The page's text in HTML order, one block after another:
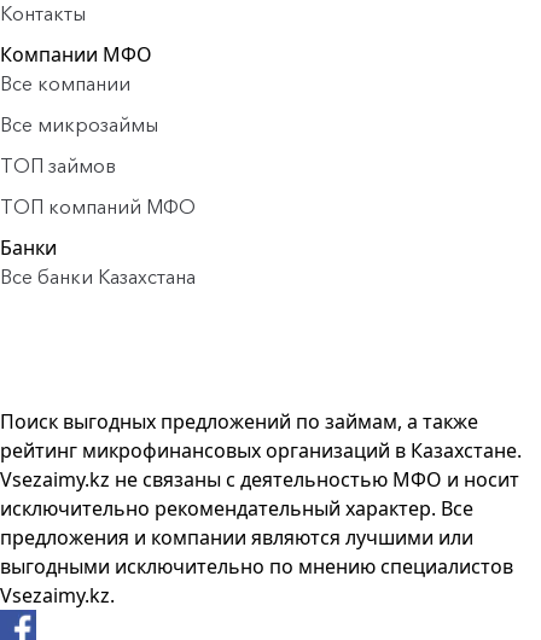
Контакты
Компании МФО
Все компании
Все микрозаймы
ТОП займов
ТОП компаний МФО
Банки
Все банки Казахстана
Поиск выгодных предложений по займам, а также
рейтинг микрофинансовых организаций в Казахстане.
Vsezaimy.kz не связаны с деятельностью МФО и носит
исключительно рекомендательный характер. Все
предложения и компании являются лучшими или
выгодными исключительно по мнению специалистов
Vsezaimy.kz.